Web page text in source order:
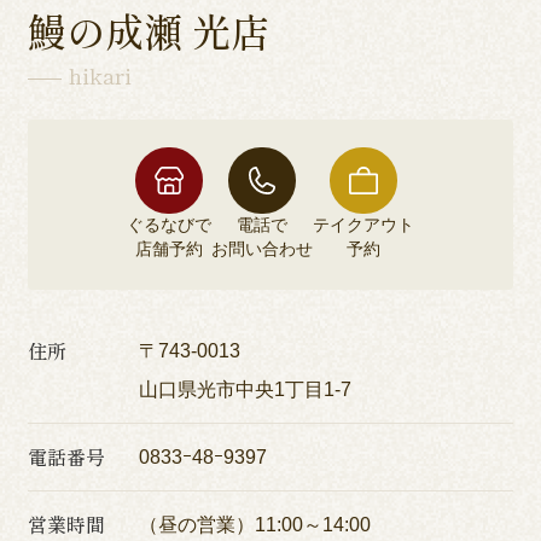
鰻の成瀬 光店
hikari
ぐるなびで
店舗予約
電話で
お問い合わせ
テイクアウト
予約
住所
〒743-0013
山口県光市中央1丁目1-7
電話番号 0833ｰ48ｰ9397
営業時間
（昼の営業）11:00～14:00